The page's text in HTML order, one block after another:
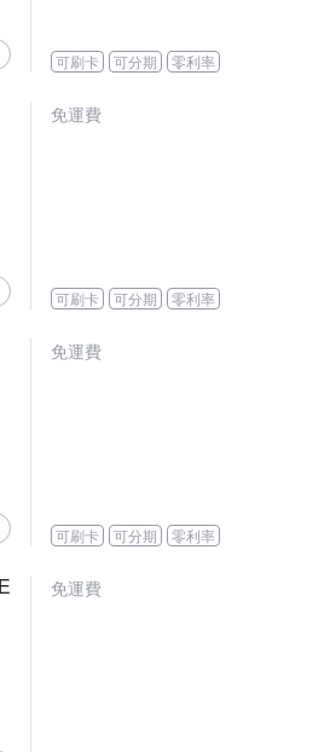
可刷卡 可分期 零利率
免運費
可刷卡 可分期 零利率
免運費
可刷卡 可分期 零利率
免運費